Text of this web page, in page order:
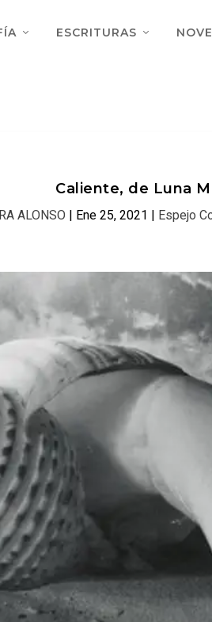
ESCRITURAS
Caliente, de Luna
ALONSO | Ene 25, 2021 | Espejo